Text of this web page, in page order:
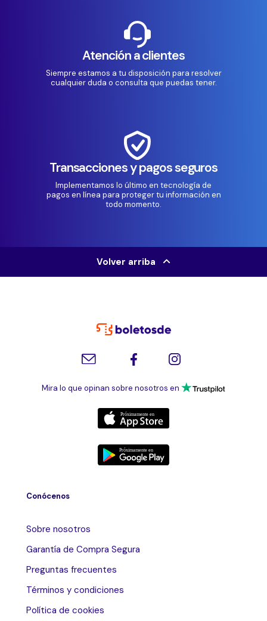
Atención a clientes
Siempre estamos a tu disposición para resolver
cualquier duda o consulta que puedas tener.
Transacciones y pagos seguros
Implementamos lo último en tecnología de
pagos en línea para proteger tu información en
todo momento.
Volver arriba
Mira lo que opinan sobre nosotros en
Conócenos
Sobre nosotros
Garantía de Compra Segura
Preguntas frecuentes
Términos y condiciones
Política de cookies